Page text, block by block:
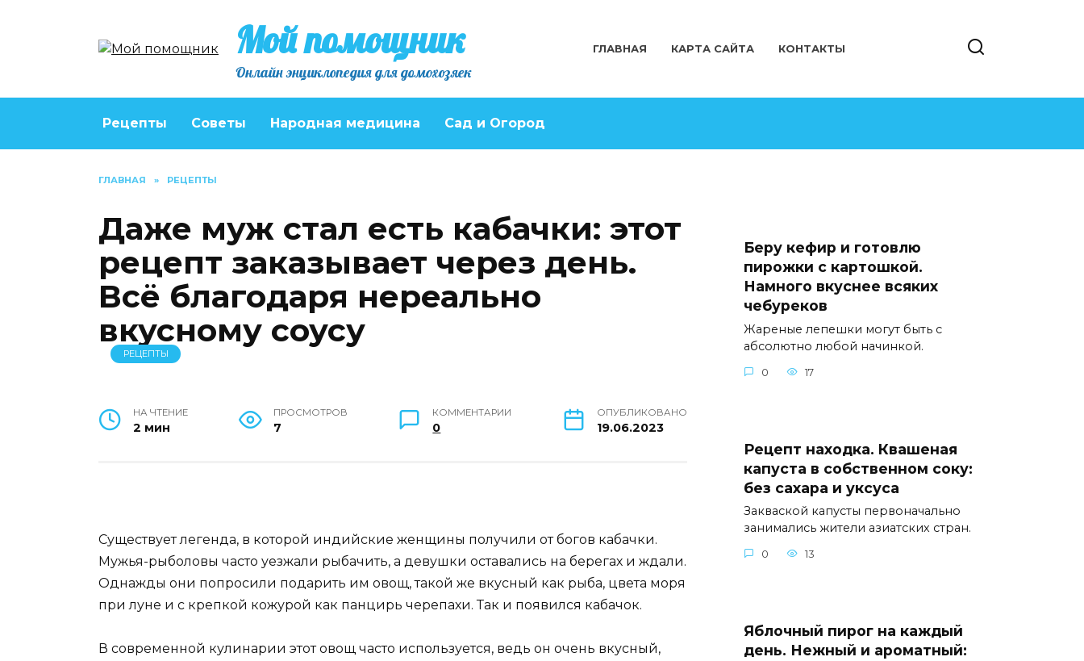
Мой помощник
Онлайн энциклопедия для домохозяек
ГЛАВНАЯ КАРТА САЙТА КОНТАКТЫ
Рецепты Советы Народная медицина Сад и Огород
ГЛАВНАЯ » РЕЦЕПТЫ
Даже муж стал есть кабачки: этот
рецепт заказывает через день.
Всё благодаря нереально
вкусному соусу
РЕЦЕПТЫ
НА ЧТЕНИЕ
2 мин
ПРОСМОТРОВ
7
КОММЕНТАРИИ
0
ОПУБЛИКОВАНО
19.06.2023
Существует легенда, в которой индийские женщины получили от богов кабачки.
Мужья-рыболовы часто уезжали рыбачить, а девушки оставались на берегах и ждали.
Однажды они попросили подарить им овощ, такой же вкусный как рыба, цвета моря
при луне и с крепкой кожурой как панцирь черепахи. Так и появился кабачок.
В современной кулинарии этот овощ часто используется, ведь он очень вкусный,
Беру кефир и готовлю
пирожки с картошкой.
Намного вкуснее всяких
чебуреков
Жареные лепешки могут быть с
абсолютно любой начинкой.
0 17
Рецепт находка. Квашеная
капуста в собственном соку:
без сахара и уксуса
Закваской капусты первоначально
занимались жители азиатских стран.
0 13
Яблочный пирог на каждый
день. Нежный и ароматный: